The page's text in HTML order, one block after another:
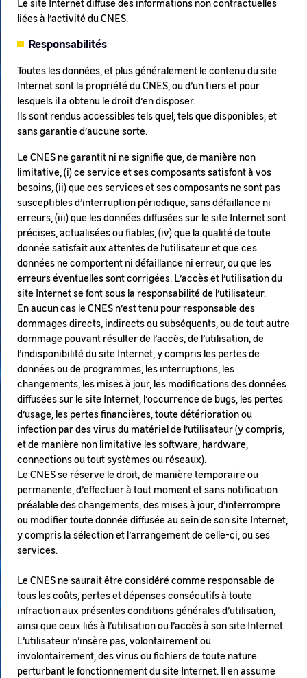
Le site Internet diffuse des informations non contractuelles
liées à l’activité du CNES.
Responsabilités
Toutes les données, et plus généralement le contenu du site
Internet sont la propriété du CNES, ou d’un tiers et pour
lesquels il a obtenu le droit d’en disposer.
Ils sont rendus accessibles tels quel, tels que disponibles, et
sans garantie d’aucune sorte.
Le CNES ne garantit ni ne signifie que, de manière non
limitative, (i) ce service et ses composants satisfont à vos
besoins, (ii) que ces services et ses composants ne sont pas
susceptibles d’interruption périodique, sans défaillance ni
erreurs, (iii) que les données diffusées sur le site Internet sont
précises, actualisées ou fiables, (iv) que la qualité de toute
donnée satisfait aux attentes de l’utilisateur et que ces
données ne comportent ni défaillance ni erreur, ou que les
erreurs éventuelles sont corrigées. L’accès et l’utilisation du
site Internet se font sous la responsabilité de l’utilisateur.
En aucun cas le CNES n’est tenu pour responsable des
dommages directs, indirects ou subséquents, ou de tout autre
dommage pouvant résulter de l’accès, de l’utilisation, de
l’indisponibilité du site Internet, y compris les pertes de
données ou de programmes, les interruptions, les
changements, les mises à jour, les modifications des données
diffusées sur le site Internet, l’occurrence de bugs, les pertes
d’usage, les pertes financières, toute détérioration ou
infection par des virus du matériel de l’utilisateur (y compris,
et de manière non limitative les software, hardware,
connections ou tout systèmes ou réseaux).
Le CNES se réserve le droit, de manière temporaire ou
permanente, d’effectuer à tout moment et sans notification
préalable des changements, des mises à jour, d’interrompre
ou modifier toute donnée diffusée au sein de son site Internet,
y compris la sélection et l’arrangement de celle-ci, ou ses
services.
Le CNES ne saurait être considéré comme responsable de
tous les coûts, pertes et dépenses consécutifs à toute
infraction aux présentes conditions générales d’utilisation,
ainsi que ceux liés à l’utilisation ou l’accès à son site Internet.
L’utilisateur n’insère pas, volontairement ou
involontairement, des virus ou fichiers de toute nature
perturbant le fonctionnement du site Internet. Il en assume